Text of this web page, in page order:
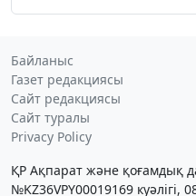
Байланыс
Газет редакциясы
Сайт редакциясы
Сайт туралы
Privacy Policy
ҚР Ақпарат және қоғамдық
№KZ36VPY00019169 куәлігі,